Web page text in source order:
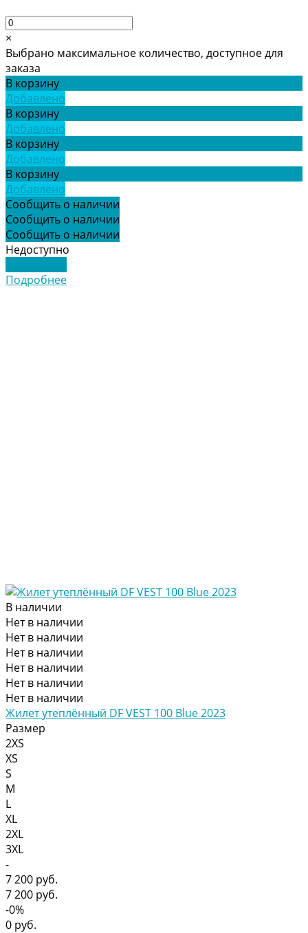
×
Выбрано максимальное количество, доступное для
заказа
В корзину
Добавлено
В корзину
Добавлено
В корзину
Добавлено
В корзину
Добавлено
Сообщить о наличии
Сообщить о наличии
Сообщить о наличии
Недоступно
Подробнее
В наличии
Нет в наличии
Нет в наличии
Нет в наличии
Нет в наличии
Нет в наличии
Нет в наличии
Жилет утеплённый DF VEST 100 Blue 2023
Размер
2XS
XS
S
M
L
XL
2XL
3XL
-
7 200 руб.
7 200 руб.
-0%
0 руб.